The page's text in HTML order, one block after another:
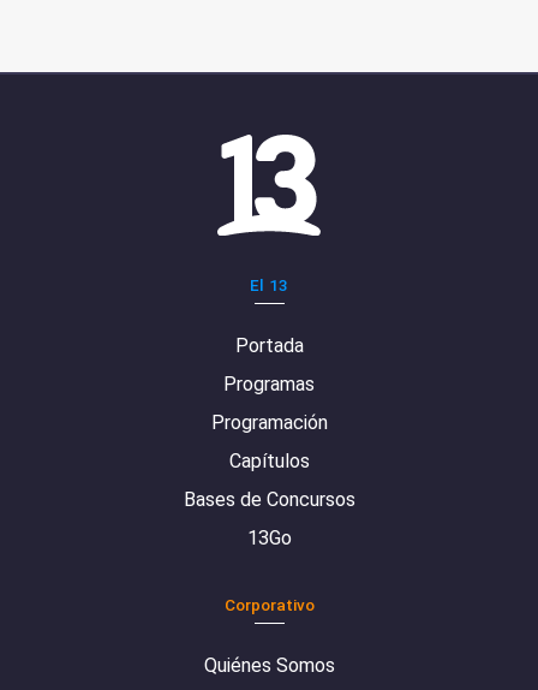
El 13
Portada
Programas
Programación
Capítulos
Bases de Concursos
13Go
Corporativo
Quiénes Somos